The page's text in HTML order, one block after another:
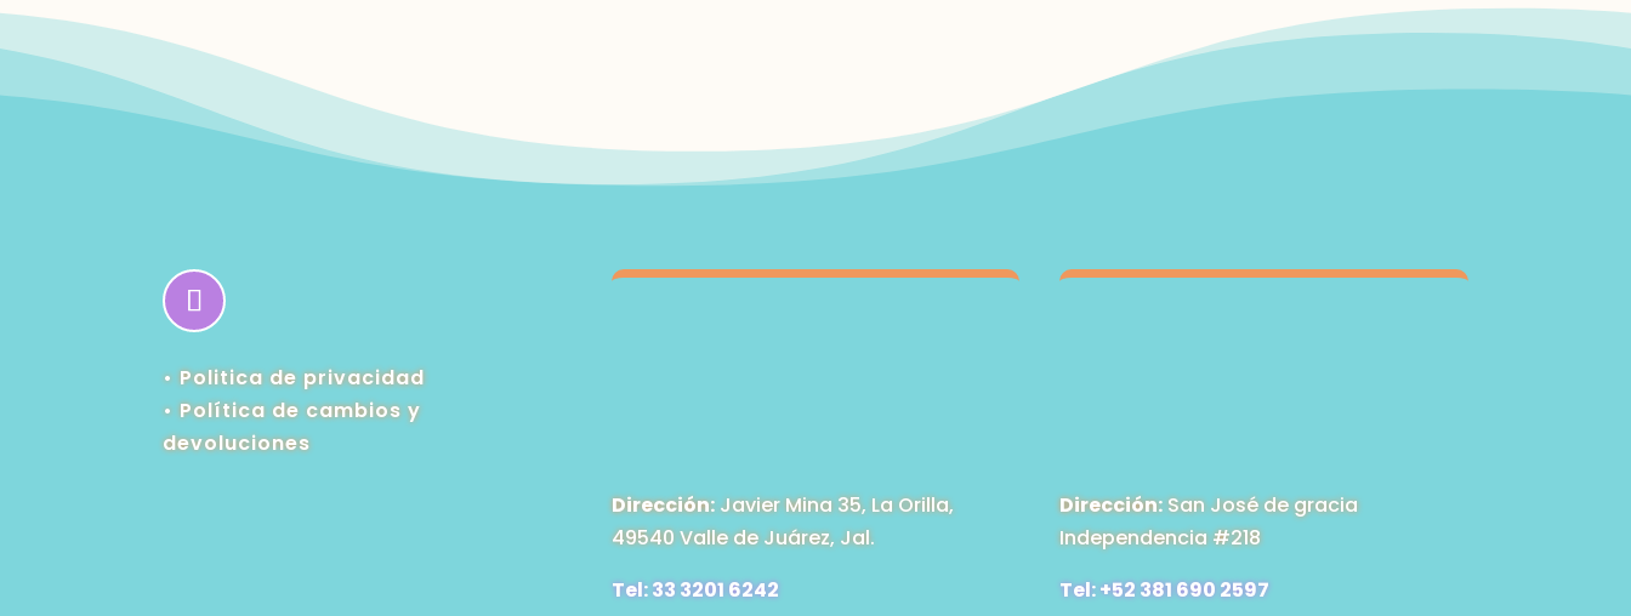
hasta
$595.00
• Politica de privacidad
•Política de cambios y
devoluciones
Dirección:Javier Mina 35, La Orilla,
49540 Valle de Juárez, Jal.
Tel: 33 3201 6242
Dirección:San José de gracia
Independencia #218
Tel: +52 381 690 2597